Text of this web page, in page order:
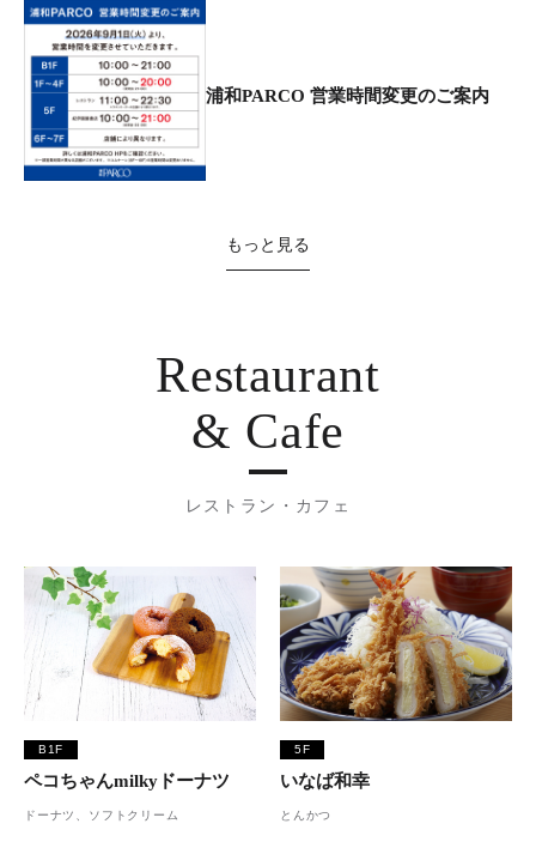
浦和PARCO 営業時間変更のご案内
もっと見る
Restaurant
& Cafe
レストラン・カフェ
B1F
ペコちゃんmilkyドーナツ
ドーナツ、ソフトクリーム
5F
いなば和幸
とんかつ